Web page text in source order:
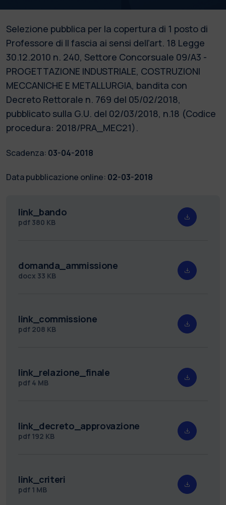
Selezione pubblica per la copertura di 1 posto di
Professore di II fascia ai sensi dell’art. 18 Legge
30.12.2010 n. 240, Settore Concorsuale 09/A3 -
PROGETTAZIONE INDUSTRIALE, COSTRUZIONI
MECCANICHE E METALLURGIA, bandita con
Decreto Rettorale n. 769 del 05/02/2018,
pubblicato sulla G.U. del 02/03/2018, n.18 (Codice
procedura: 2018/PRA_MEC21).
Scadenza: 03-04-2018
Data pubblicazione online: 02-03-2018
link_bando
pdf 380 KB
domanda_ammissione
docx 33 KB
link_commissione
pdf 208 KB
link_relazione_finale
pdf 4 MB
link_decreto_approvazione
pdf 192 KB
link_criteri
pdf 1 MB